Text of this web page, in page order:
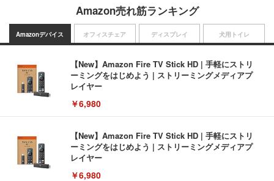
Amazon売れ筋ランキング
Amazonデバイス
【New】Amazon Fire TV Stick HD | 手軽にストリ
ーミングをはじめよう | ストリーミングメディアプ
レイヤー
￥6,980
【New】Amazon Fire TV Stick HD | 手軽にストリ
ーミングをはじめよう | ストリーミングメディアプ
レイヤー
￥6,980
オフィスチェア ディスプレイ 犬用トイレ